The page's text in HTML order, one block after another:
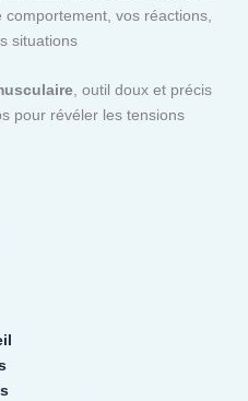
vos réactions,
situations
, outil doux et précis
pour révéler les tensions